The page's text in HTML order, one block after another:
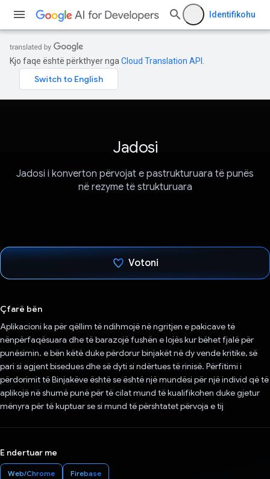
Identifikohu
Kjo faqe është përkthyer nga Cloud Translation API
Jadosi
Jadosi i konverton përvojat e pastrukturuara të punës
në rezyme të strukturuara
Votoni
Çfarë bën
Aplikacioni ka për qëllim të ndihmojë në ngritjen e pakicave të
nënpërfaqësuara dhe të barazojë fushën e lojës kur bëhet fjalë për
punësimin. e bën këtë duke përdorur binjakët në dy vende kritike, së
pari si agjent bisedues dhe së dyti si ndërtues të rinisë. Përfitimi i
përdorimit të Binjakëve është se është një mundësi për një individ që të
aplikojë në shumë punë për të cilat mund të kualifikohen duke gjetur
mënyra për të kuptuar se si mund të përshtatet përvoja e tij
E ndertuar me
Web/Chrome Firebase